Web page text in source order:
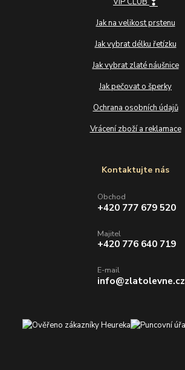
Jak na velikost prstenu
Jak vybrat délku řetízku
Jak vybrat zlaté náušnice
Jak pečovat o šperky
Ochrana osobních údajů
Vrácení zboží a reklamace
Kontaktujte nás
Obchod
+420 777 679 520
Majitel
+420 776 640 719
E-mail
info@zlatolevne.cz